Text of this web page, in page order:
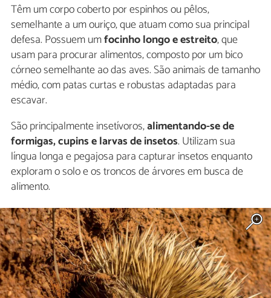
Têm um corpo coberto por espinhos ou pêlos,
semelhante a um ouriço, que atuam como sua principal
defesa. Possuem umfocinho longo e estreito, que
usam para procurar alimentos, composto por um bico
córneo semelhante ao das aves. São animais de tamanho
médio, com patas curtas e robustas adaptadas para
escavar.
São principalmente insetívoros,alimentando-se de
formigas, cupins e larvas de insetos. Utilizam sua
língua longa e pegajosa para capturar insetos enquanto
exploram o solo e os troncos de árvores em busca de
alimento.